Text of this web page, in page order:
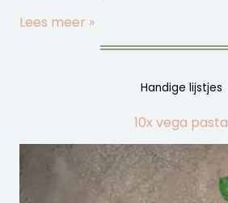
Lees meer »
Handige lijstjes
10x vega pasta